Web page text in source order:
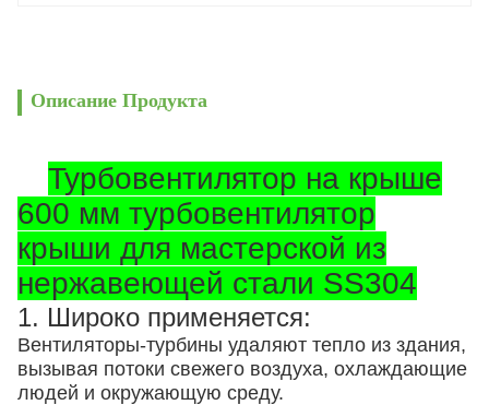
Описание Продукта
Турбовентилятор на крыше
600 мм турбовентилятор
крыши для мастерской из
нержавеющей стали SS304
1. Широко применяется:
Вентиляторы-турбины удаляют тепло из здания,
вызывая потоки свежего воздуха, охлаждающие
людей и окружающую среду.